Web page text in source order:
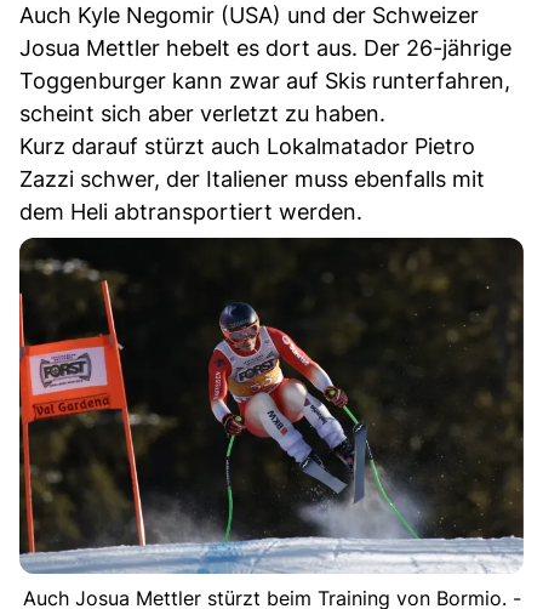
Auch Kyle Negomir (USA) und der Schweizer
Josua Mettler hebelt es dort aus. Der 26-jährige
Toggenburger kann zwar auf Skis runterfahren,
scheint sich aber verletzt zu haben.
Kurz darauf stürzt auch Lokalmatador Pietro
Zazzi schwer, der Italiener muss ebenfalls mit
dem Heli abtransportiert werden.
Auch Josua Mettler stürzt beim Training von Bormio. -